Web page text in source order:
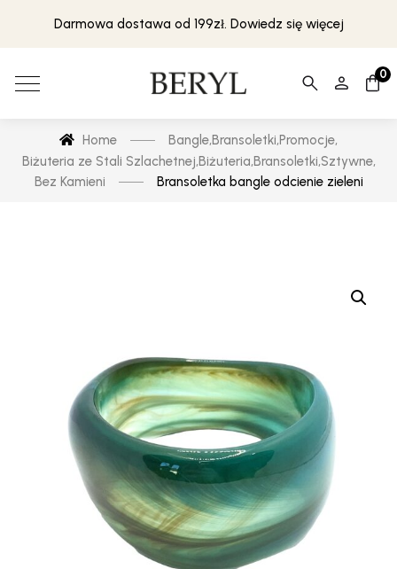
Darmowa dostawa od 199zł. Dowiedz się więcej
0
Home Bangle,Bransoletki,Promocje,
Biżuteria ze Stali Szlachetnej,Biżuteria,Bransoletki,Sztywne,
Bez Kamieni
Bransoletka bangle odcienie zieleni